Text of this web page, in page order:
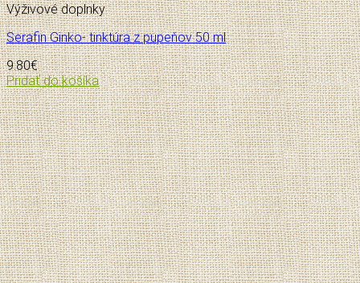
Výživové doplnky
Serafin Ginko- tinktúra z pupeňov 50 ml
9.80€
Pridať do košíka